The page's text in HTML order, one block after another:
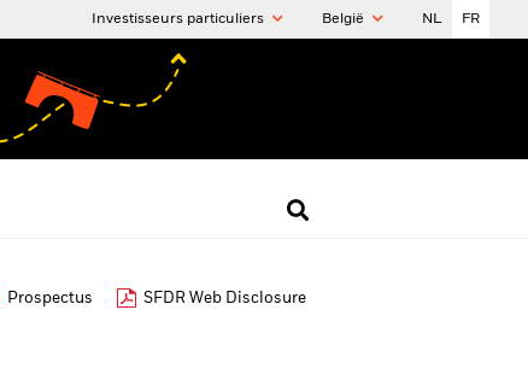
Investisseurs particuliers België NL FR
Prospectus SFDR Web Disclosure